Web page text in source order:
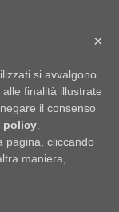
×
si avvalgono
finalità illustrate
il consenso
policy
pagina, cliccando
maniera,